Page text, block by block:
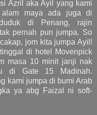
Azril aka Ayil yang kami
maya ada juga di
di Penang, rajin
pernah pun jumpa. So
jom kita jumpa Ayil!
di hotel Movenpick
masa 10 minit janji nak
di Gate 15 Madinah.
kami jumpa di bumi Arab
ya abg Faizal ni soft-